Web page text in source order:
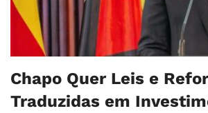
Chapo Quer Leis e
Traduzidas em